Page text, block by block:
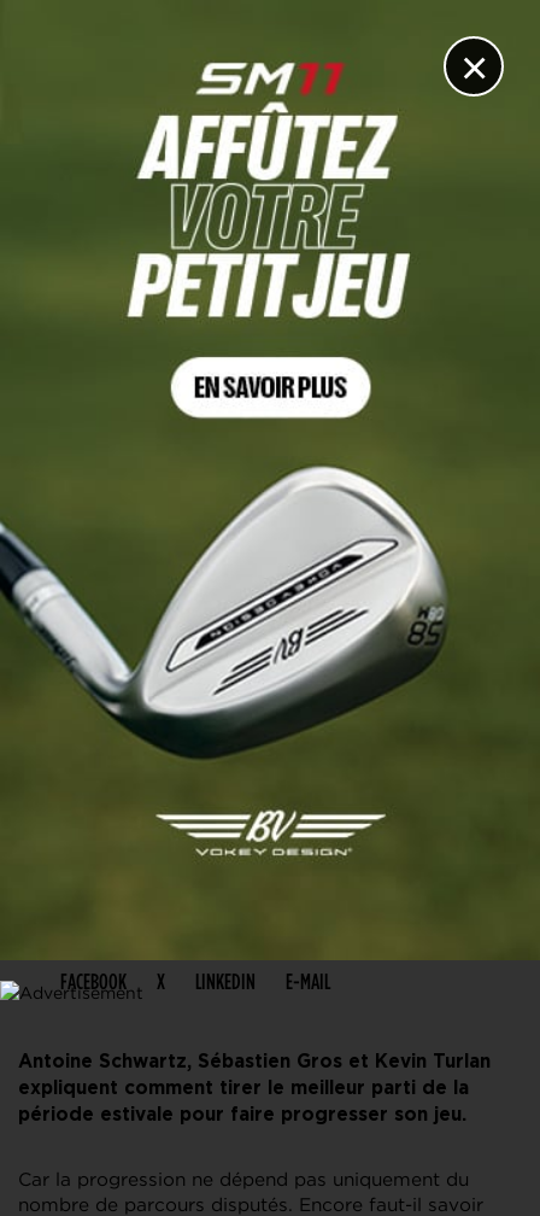
×
63ᵉ épisode des Tontons Golfeurs
FACEBOOK X LINKEDIN E-MAIL
Antoine Schwartz, Sébastien Gros et Kevin Turlan
expliquent comment tirer le meilleur parti de la
période estivale pour faire progresser son jeu.
Car la progression ne dépend pas uniquement du
nombre de parcours disputés. Encore faut-il savoir